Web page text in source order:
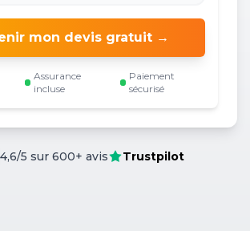
mon devis gratuit →
Assurance
incluse
Paiement
sécurisé
4,6/5 sur 600+ avis Trustpilot